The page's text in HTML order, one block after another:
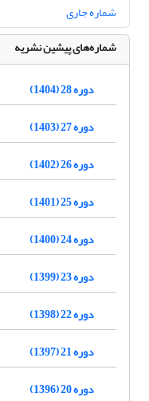
شماره جاری
شماره‌های پیشین نشریه
دوره 28 (1404)
دوره 27 (1403)
دوره 26 (1402)
دوره 25 (1401)
دوره 24 (1400)
دوره 23 (1399)
دوره 22 (1398)
دوره 21 (1397)
دوره 20 (1396)